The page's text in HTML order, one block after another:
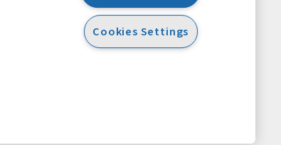
Cookies Settings